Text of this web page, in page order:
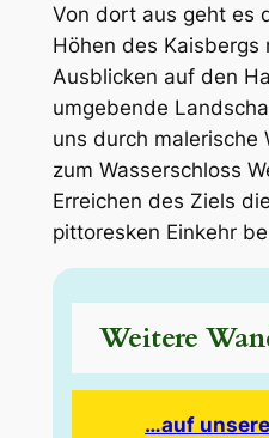
Von dort aus geht es
Höhen des Kaisbergs
Ausblicken auf den
umgebende
uns durch malerische
zum Wasserschloss
Erreichen des Ziels
pittoresken Einkehr
Weitere
…auf